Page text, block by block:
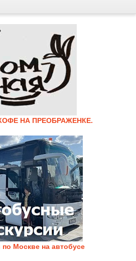
НА ПРЕОБРАЖЕНКЕ.
по Москве на автобусе